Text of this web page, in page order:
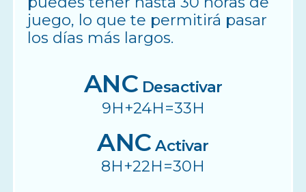
juego, lo que te permitirá pasar
los días más largos.
ANC Desactivar
9H+24H=33H
ANC Activar
8H+22H=30H